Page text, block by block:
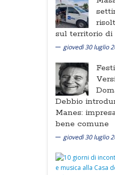
sul territorio di
giovedì 30 luglio
Debbio
Manes:
bene comune
giovedì 30 luglio